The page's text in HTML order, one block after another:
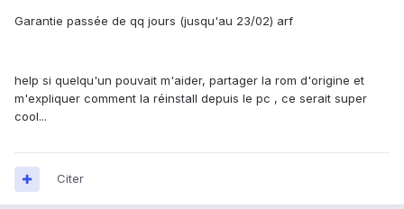
Garantie passée de qq jours (jusqu'au 23/02) arf
help si quelqu'un pouvait m'aider, partager la rom d'origine et
m'expliquer comment la réinstall depuis le pc , ce serait super
cool...
Citer